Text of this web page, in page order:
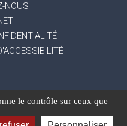
NOUS
des données
le contrôle sur ceux que